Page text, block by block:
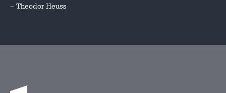
– Theodor Heuss